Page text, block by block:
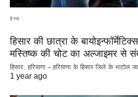
हेल्थ
हिसार की छात्रा के
मस्तिष्क की चोट का अल्जाइमर से
हिसार, हरियाणा – हरियाणा के हिसार जिले के भाटोल
1 year ago